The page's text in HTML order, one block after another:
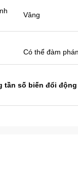
Vâng
Có thể đàm phán
tần số biến đổi